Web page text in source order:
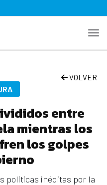
VOLVER
entre
mientras los
los golpes
politicas inéditas por la